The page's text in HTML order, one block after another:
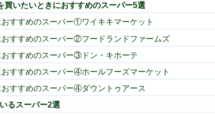
買いたいときにおすすめのスーパー5選
すすめのスーパー①ワイキキマーケット
すすめのスーパー②フードランドファームズ
すすめのスーパー③ドン・キホーテ
すすめのスーパー④ホールフーズマーケット
すすめのスーパー④ダウントゥアース
るスーパー2選